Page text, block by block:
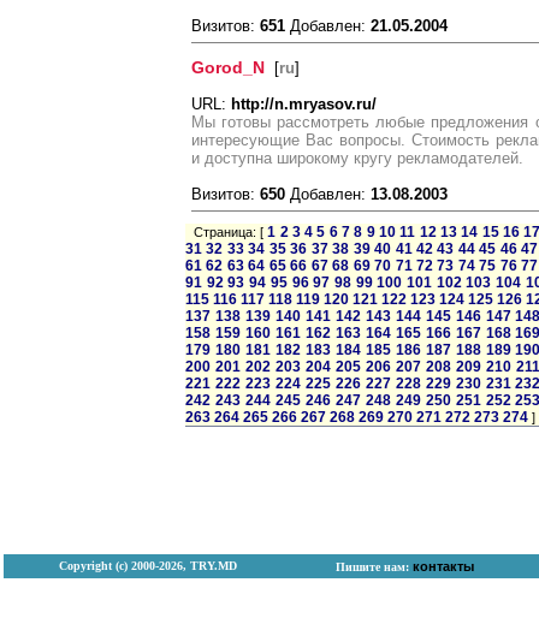
Визитов: 651 Добавлен: 21.05.2004
Gorod_N [ru]
URL: http://n.mryasov.ru/
Мы готовы рассмотреть любые предложения
интересующие Вас вопросы. Стоимость
и доступна широкому кругу рекламодателей.
Визитов: 650 Добавлен: 13.08.2003
Страница: [1 2 3 4 5 6 7 8 9 10 11 12 13 14 15 16
31 32 33 34 35 36 37 38 39 40 41 42 43 44 45 46 47
61 62 63 64 65 66 67 68 69 70 71 72 73 74 75 76 77
91 92 93 94 95 96 97 98 99 100 101 102 103 104
115 116 117 118 119 120 121 122 123 124 125 126
137 138 139 140 141 142 143 144 145 146 147
158 159 160 161 162 163 164 165 166 167 168
179 180 181 182 183 184 185 186 187 188 189
200 201 202 203 204 205 206 207 208 209 210 211
221 222 223 224 225 226 227 228 229 230 231
242 243 244 245 246 247 248 249 250 251 252
263 264 265 266 267 268 269 270 271 272 273 274 ]
Copyright (с) 2000-2026, TRY.MD Пишите нам: контакты